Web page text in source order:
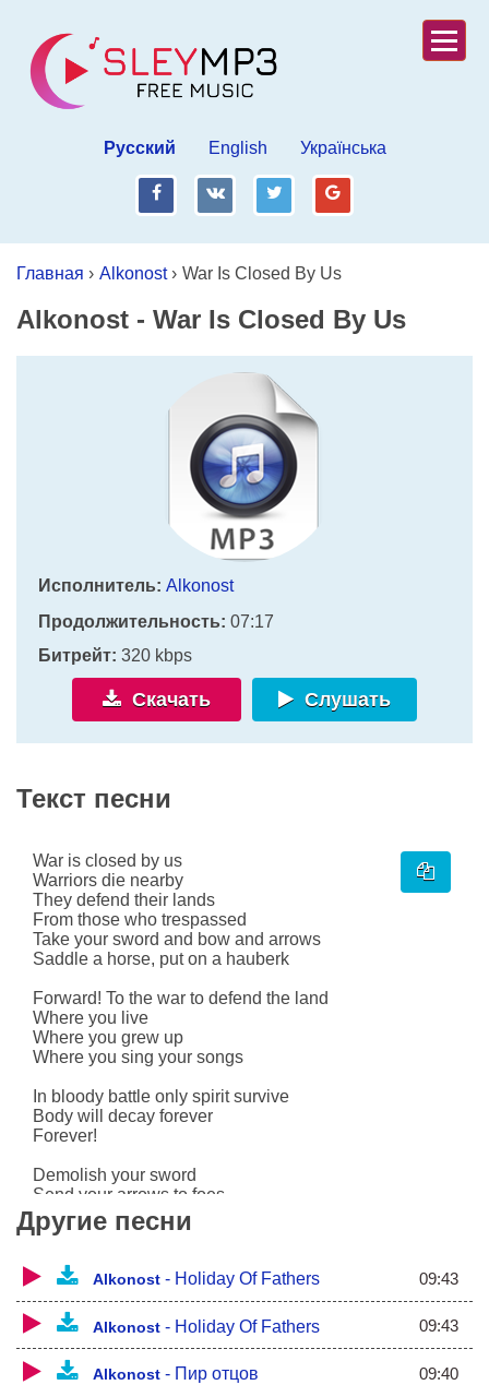
Русский English Українська
fb vk tw gp
Главная › Alkonost› War Is Closed By Us
Alkonost - War Is Closed By Us
Исполнитель: Alkonost
Продолжительность: 07:17
Битрейт: 320 kbps
Скачать Слушать
Текст песни
War is closed by us
Warriors die nearby
They defend their lands
From those who trespassed
Take your sword and bow and arrows
Saddle a horse, put on a hauberk
Forward! To the war to defend the land
Where you live
Where you grew up
Where you sing your songs
In bloody battle only spirit survive
Body will decay forever
Forever!
Demolish your sword
Send your arrows to foes
Make them run away
From the land where fathers lived
Fight to the b?er end, you can't give up
Redden you sword with enemy blood
Don't spare yourself
Don't lose your heart
Don't lose your pure mind
Другие песни
Alkonost - Holiday Of Fathers 09:43
Alkonost - Holiday Of Fathers 09:43
Alkonost - Пир отцов 09:40